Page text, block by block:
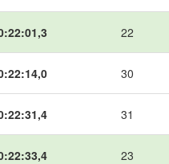
22
30
31
23